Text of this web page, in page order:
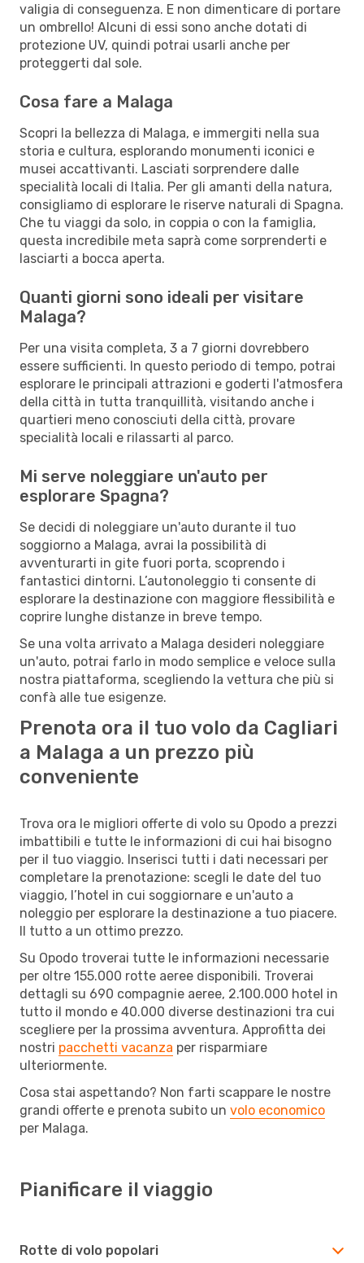
valigia di conseguenza. E non dimenticare di portare
un ombrello! Alcuni di essi sono anche dotati di
protezione UV, quindi potrai usarli anche per
proteggerti dal sole.
Cosa fare a Malaga
Scopri la bellezza di Malaga, e immergiti nella sua
storia e cultura, esplorando monumenti iconici e
musei accattivanti. Lasciati sorprendere dalle
specialità locali di Italia. Per gli amanti della natura,
consigliamo di esplorare le riserve naturali di Spagna.
Che tu viaggi da solo, in coppia o con la famiglia,
questa incredibile meta saprà come sorprenderti e
lasciarti a bocca aperta.
Quanti giorni sono ideali per visitare
Malaga?
Per una visita completa, 3 a 7 giorni dovrebbero
essere sufficienti. In questo periodo di tempo, potrai
esplorare le principali attrazioni e goderti l'atmosfera
della città in tutta tranquillità, visitando anche i
quartieri meno conosciuti della città, provare
specialità locali e rilassarti al parco.
Mi serve noleggiare un'auto per
esplorare Spagna?
Se decidi di noleggiare un'auto durante il tuo
soggiorno a Malaga, avrai la possibilità di
avventurarti in gite fuori porta, scoprendo i
fantastici dintorni. L’autonoleggio ti consente di
esplorare la destinazione con maggiore flessibilità e
coprire lunghe distanze in breve tempo.
Se una volta arrivato a Malaga desideri noleggiare
un'auto, potrai farlo in modo semplice e veloce sulla
nostra piattaforma, scegliendo la vettura che più si
confà alle tue esigenze.
Prenota ora il tuo volo da Cagliari
a Malaga a un prezzo più
conveniente
Trova ora le migliori offerte di volo su Opodo a prezzi
imbattibili e tutte le informazioni di cui hai bisogno
per il tuo viaggio. Inserisci tutti i dati necessari per
completare la prenotazione: scegli le date del tuo
viaggio, l’hotel in cui soggiornare e un'auto a
noleggio per esplorare la destinazione a tuo piacere.
Il tutto a un ottimo prezzo.
Su Opodo troverai tutte le informazioni necessarie
per oltre 155.000 rotte aeree disponibili. Troverai
dettagli su 690 compagnie aeree, 2.100.000 hotel in
tutto il mondo e 40.000 diverse destinazioni tra cui
scegliere per la prossima avventura. Approfitta dei
nostri pacchetti vacanza per risparmiare
ulteriormente.
Cosa stai aspettando? Non farti scappare le nostre
grandi offerte e prenota subito un volo economico
per Malaga.
Pianificare il viaggio
Rotte di volo popolari